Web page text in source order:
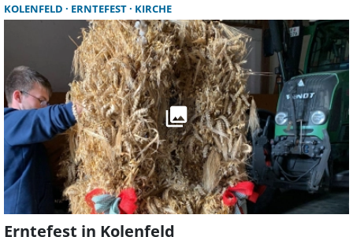
KOLENFELD ERNTEFEST KIRCHE
Erntefest in Kolenfeld